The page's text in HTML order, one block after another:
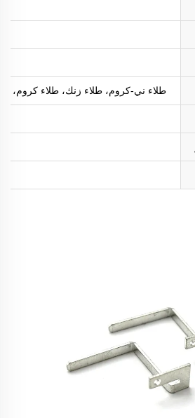
طلاء ني-كروم، طلاء زنك، طلاء كروم، طلاء